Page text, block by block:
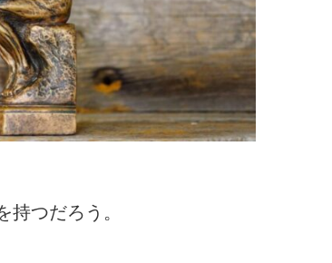
つだろう。